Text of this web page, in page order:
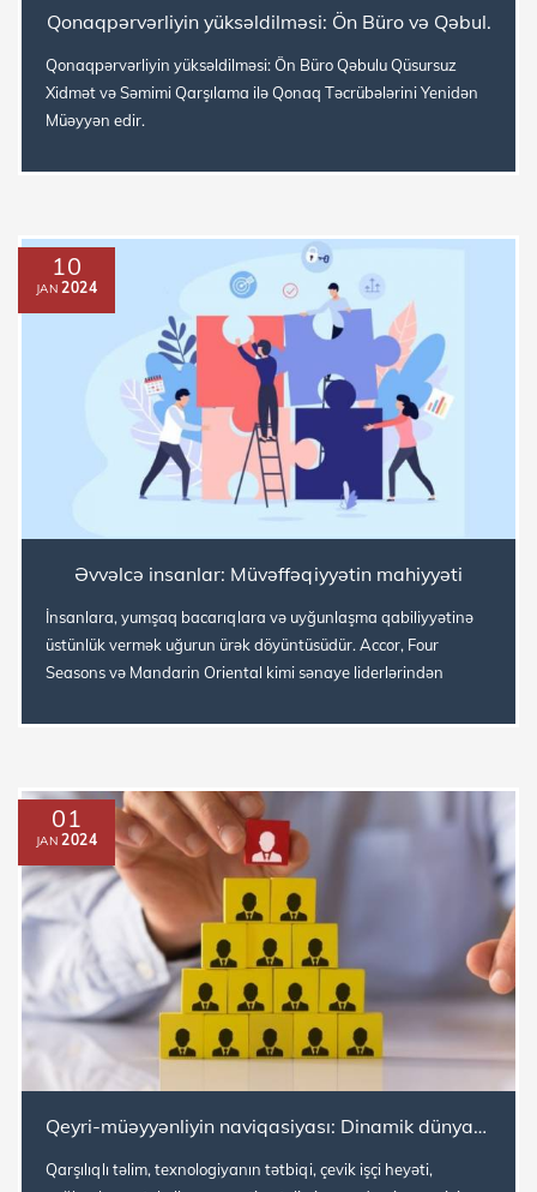
Qonaqpərvərliyin yüksəldilməsi: Ön Büro və Qəbul.
Qonaqpərvərliyin yüksəldilməsi: Ön Büro Qəbulu Qüsursuz
Xidmət və Səmimi Qarşılama ilə Qonaq Təcrübələrini Yenidən
Müəyyən edir.
Əvvəlcə insanlar: Müvəffəqiyyətin mahiyyəti
İnsanlara, yumşaq bacarıqlara və uyğunlaşma qabiliyyətinə
üstünlük vermək uğurun ürək döyüntüsüdür. Accor, Four
Seasons və Mandarin Oriental kimi sənaye liderlərindən
10
JAN 2024
Qeyri-müəyyənliyin naviqasiyası: Dinamik dünyada davamlı otellər üçün proaktiv kadr islahatları
Qarşılıqlı təlim, texnologiyanın tətbiqi, çevik işçi heyəti,
01
JAN 2024